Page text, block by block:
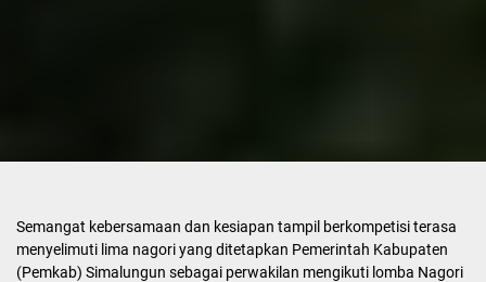
Semangat kebersamaan dan kesiapan tampil berkompetisi terasa
menyelimuti lima nagori yang ditetapkan Pemerintah Kabupaten
(Pemkab) Simalungun sebagai perwakilan mengikuti lomba Nagori